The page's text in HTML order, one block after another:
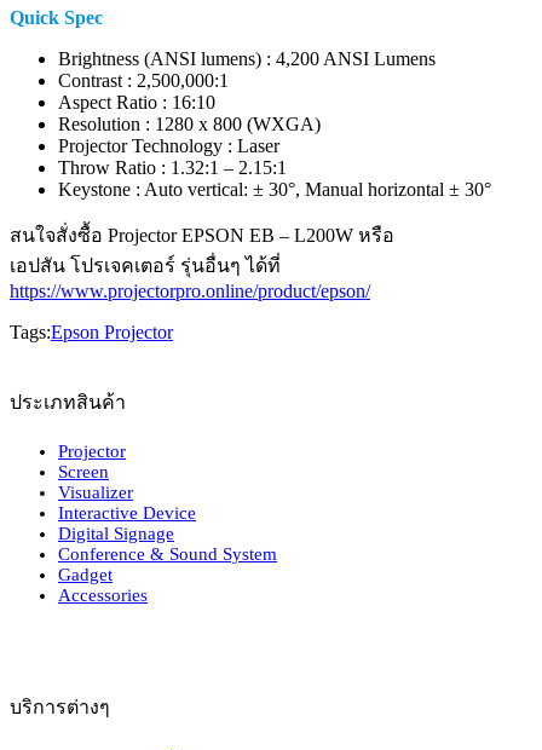
Quick Spec
Brightness (ANSI lumens) : 4,200 ANSI Lumens
Contrast : 2,500,000:1
Aspect Ratio : 16:10
Resolution : 1280 x 800 (WXGA)
Projector Technology : Laser
Throw Ratio : 1.32:1 – 2.15:1
Keystone : Auto vertical: ± 30°, Manual horizontal ± 30°
สนใจสั่งซื้อ Projector EPSON EB – L200W หรือ
เอปสัน โปรเจคเตอร์ รุ่นอื่นๆ ได้ที่
https://www.projectorpro.online/product/epson/
Tags:Epson Projector
ประเภทสินค้า
Projector
Screen
Visualizer
Interactive Device
Digital Signage
Conference & Sound System
Gadget
Accessories
บริการต่างๆ